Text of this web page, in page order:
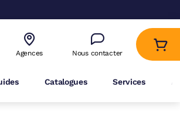
Agences Nous contacter
Catalogues Services